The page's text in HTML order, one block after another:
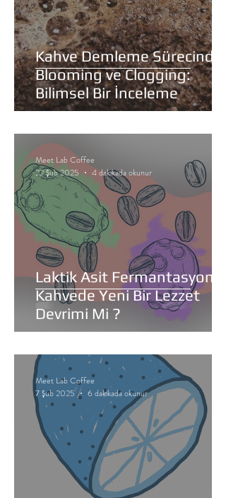
Kahve Demleme Sürecinde
Blooming ve Clogging:
Bilimsel Bir İnceleme
Laktik Asit Fermantasyon:
Kahvede Yeni Bir Lezzet
Devrimi Mi ?
Meet Lab Coffee
22 Şub 2025
4 dakikada okunur
Meet Lab Coffee
7 Şub 2025
6 dakikada okunur